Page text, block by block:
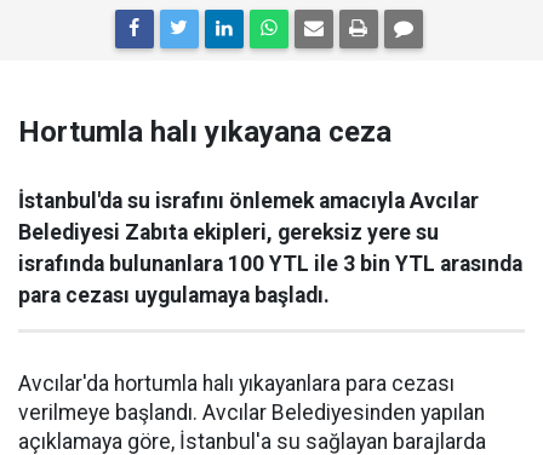
Hortumla halı yıkayana ceza
İstanbul'da su israfını önlemek amacıyla Avcılar
Belediyesi Zabıta ekipleri, gereksiz yere su
israfında bulunanlara 100 YTL ile 3 bin YTL arasında
para cezası uygulamaya başladı.
Avcılar'da hortumla halı yıkayanlara para cezası
verilmeye başlandı. Avcılar Belediyesinden yapılan
açıklamaya göre, İstanbul'a su sağlayan barajlarda